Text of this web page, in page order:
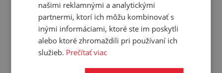
Prehľad vlastností
Pre hadicu<br>s
vnútorným
priemerom:
9 mm
bez ventilu
našimi reklamnými a analytickými
partnermi, ktorí ich môžu kombinovať s
inými informáciami, ktoré ste im poskytli
alebo ktoré zhromaždili pri používaní ich
služieb. Prečítať viac